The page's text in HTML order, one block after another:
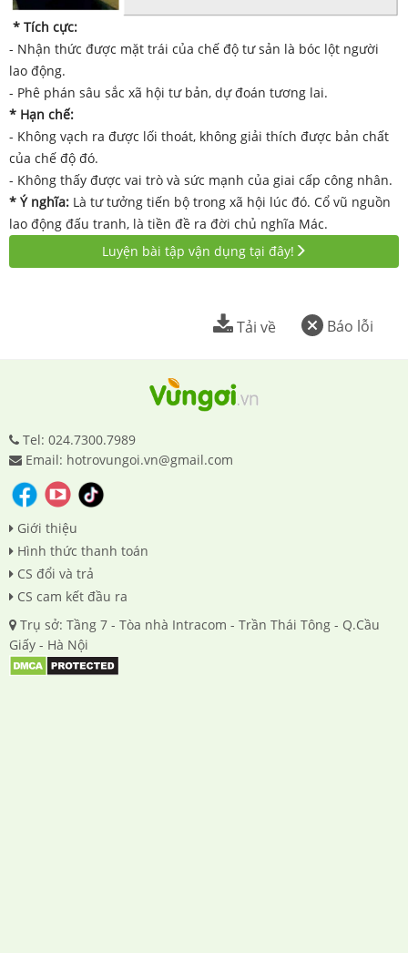
* Tích cực:
- Nhận thức được mặt trái của chế độ tư sản là bóc lột người
lao động.
- Phê phán sâu sắc xã hội tư bản, dự đoán tương lai.
* Hạn chế:
- Không vạch ra được lối thoát, không giải thích được bản chất
của chế độ đó.
- Không thấy được vai trò và sức mạnh của giai cấp công nhân.
* Ý nghĩa: Là tư tưởng tiến bộ trong xã hội lúc đó. Cổ vũ nguồn
lao động đấu tranh, là tiền đề ra đời chủ nghĩa Mác.
Luyện bài tập vận dụng tại đây!
Báo lỗi
Tải về
Tel: 024.7300.7989
Email: hotrovungoi.vn@gmail.com
Giới thiệu
Hình thức thanh toán
CS đổi và trả
CS cam kết đầu ra
Trụ sở: Tầng 7 - Tòa nhà Intracom - Trần Thái Tông - Q.Cầu
Giấy - Hà Nội